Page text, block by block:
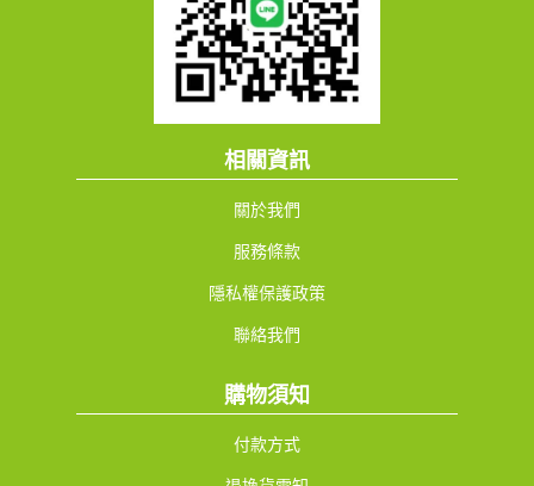
相關資訊
關於我們
服務條款
隱私權保護政策
聯絡我們
購物須知
付款方式